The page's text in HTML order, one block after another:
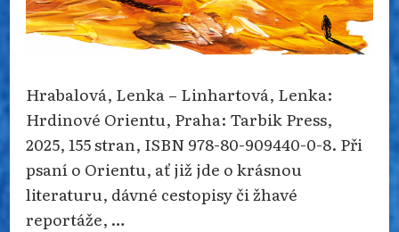
Hrabalová, Lenka – Linhartová, Lenka:
Hrdinové Orientu, Praha: Tarbik Press,
2025, 155 stran, ISBN 978-80-909440-0-8. Při
psaní o Orientu, ať již jde o krásnou
literaturu, dávné cestopisy či žhavé
reportáže, …